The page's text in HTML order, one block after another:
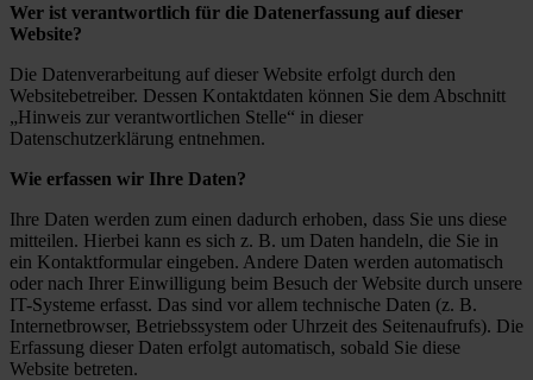
Wer ist verantwortlich für die Datenerfassung auf dieser
Website?
Die Datenverarbeitung auf dieser Website erfolgt durch den
Websitebetreiber. Dessen Kontaktdaten können Sie dem Abschnitt
„Hinweis zur verantwortlichen Stelle“ in dieser
Datenschutzerklärung entnehmen.
Wie erfassen wir Ihre Daten?
Ihre Daten werden zum einen dadurch erhoben, dass Sie uns diese
mitteilen. Hierbei kann es sich z. B. um Daten handeln, die Sie in
ein Kontaktformular eingeben. Andere Daten werden automatisch
oder nach Ihrer Einwilligung beim Besuch der Website durch unsere
IT-Systeme erfasst. Das sind vor allem technische Daten (z. B.
Internetbrowser, Betriebssystem oder Uhrzeit des Seitenaufrufs). Die
Erfassung dieser Daten erfolgt automatisch, sobald Sie diese
Website betreten.